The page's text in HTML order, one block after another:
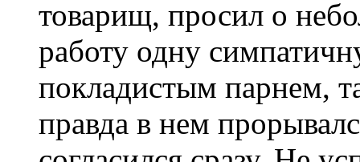
товарищ, просил о
работу одну
покладистым парнем,
правда в нем